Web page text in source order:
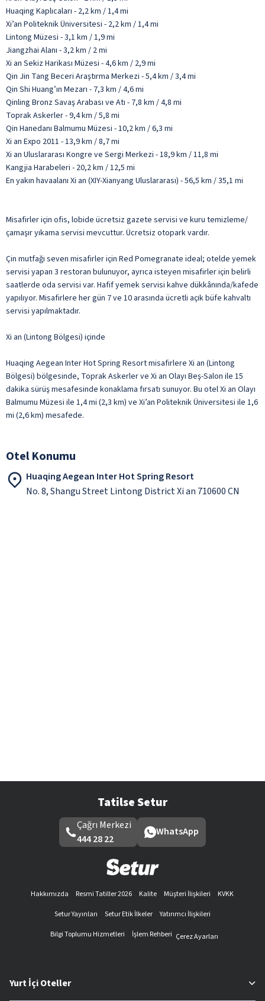
Huaqing Kaplıcaları - 2,2 km / 1,4 mi
Xi’an Politeknik Üniversitesi - 2,2 km / 1,4 mi
Lintong Müzesi - 3,1 km / 1,9 mi
Jiangzhai Alanı - 3,2 km / 2 mi
Xi an Sekiz Harikası Müzesi - 4,6 km / 2,9 mi
Qin Jin Tang Beceri Araştırma Merkezi - 5,4 km / 3,4 mi
Qin Shi Huang’ın Mezarı - 7,3 km / 4,6 mi
Qinling Bronz Savaş Arabası ve Atı - 7,8 km / 4,8 mi
Toprak Askerler - 9,4 km / 5,8 mi
Qin Hanedanı Balmumu Müzesi - 10,2 km / 6,3 mi
Xi an Expo 2011 - 13,9 km / 8,7 mi
Xi an Uluslararası Kongre ve Sergi Merkezi - 18,9 km / 11,8 mi
Kangjia Harabeleri - 20,2 km / 12,5 mi
En yakın havaalanı Xi an (XIY-Xianyang Uluslararası) - 56,5 km / 35,1 mi
Misafirler için ofis, lobide ücretsiz gazete servisi ve kuru temizleme/
çamaşır yıkama servisi mevcuttur. Ücretsiz otopark vardır.
Çin mutfağı seven misafirler için Red Pomegranate ideal; otelde yemek
servisi yapan 3 restoran bulunuyor, ayrıca isteyen misafirler için belirli
saatlerde oda servisi var. Hafif yemek servisi kahve dükkânında/kafede
yapılıyor. Misafirlere her gün 7 ve 10 arasında ücretli açık büfe kahvaltı
servisi yapılmaktadır.
Xi an (Lintong Bölgesi) içinde
Huaqing Aegean Inter Hot Spring Resort misafirlere Xi an (Lintong
Bölgesi) bölgesinde, Toprak Askerler ve Xi an Olayı Beş-Salon ile 15
dakika sürüş mesafesinde konaklama fırsatı sunuyor. Bu otel Xi an Olayı
Balmumu Müzesi ile 1,4 mi (2,3 km) ve Xi’an Politeknik Üniversitesi ile 1,6
mi (2,6 km) mesafede.
Otel Konumu
Huaqing Aegean Inter Hot Spring Resort
No. 8, Shangu Street Lintong District Xi an 710600 CN
Tatilse Setur
Çağrı Merkezi
444 28 22
WhatsApp
Hakkımızda Resmi Tatiller 2026 Kalite Müşteri İlişkileri
KVKK
Setur Yayınları
Setur Etik İlkeler
Yatırımcı İlişkileri
Bilgi Toplumu Hizmetleri
İşlem Rehberi Çerez Ayarları
Yurt İçi Oteller